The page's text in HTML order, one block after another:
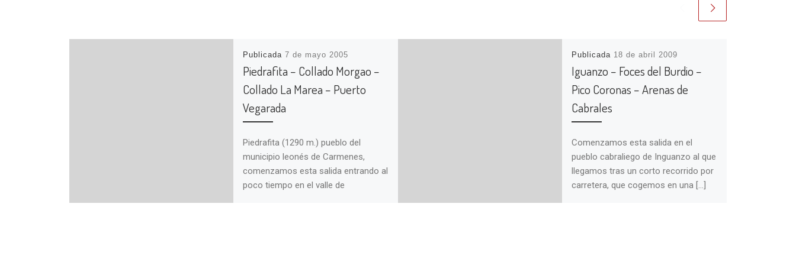
Publicada 7 de mayo 2005
Piedrafita – Collado Morgao –
Collado La Marea – Puerto
Vegarada
Piedrafita (1290 m.) pueblo del
municipio leonés de Carmenes,
comenzamos esta salida entrando al
poco tiempo en el valle de
Publicada 18 de abril 2009
Iguanzo – Foces del Burdio –
Pico Coronas – Arenas de
Cabrales
Comenzamos esta salida en el
pueblo cabraliego de Inguanzo al que
llegamos tras un corto recorrido por
carretera, que cogemos en una […]